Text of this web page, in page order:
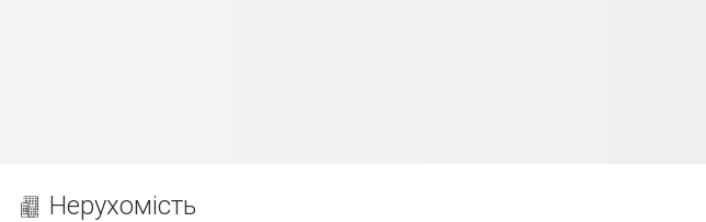
Нерухомість